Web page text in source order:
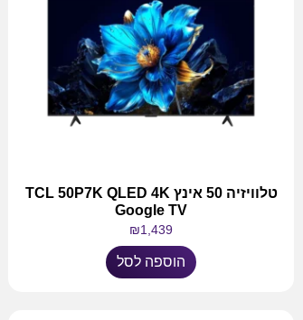
טלוויזיה 50 אינץ TCL 50P7K QLED 4K
Google TV
₪1,439
הוספה לסל